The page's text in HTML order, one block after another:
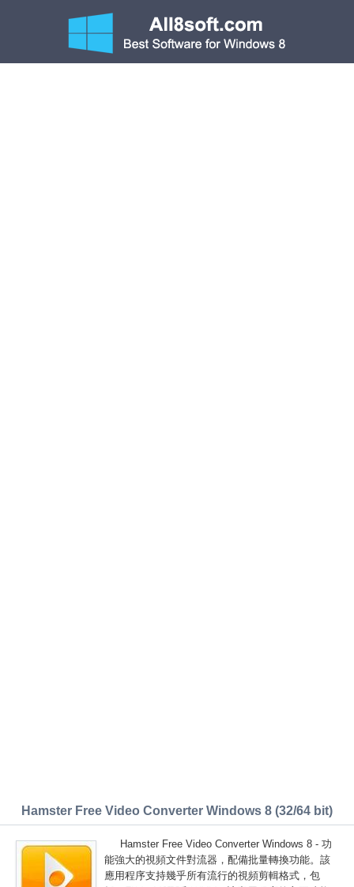
Hamster Free Video Converter Windows 8 (32/64 bit)
Hamster Free Video Converter Windows 8 - 功
能強大的視頻文件對流器，配備批量轉換功能。該
應用程序支持幾乎所有流行的視頻剪輯格式，包